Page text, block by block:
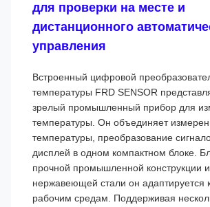
для проверки на месте и
дистанционного
управления
Встроенный цифровой
температуры FRD SENSOR
зрелый промышленный прибор для
температуры. Он объединяет
температуры, преобразование
дисплей в одном компактном блоке.
прочной промышленной конструкции
нержавеющей стали он адаптируется
рабочим средам. Поддерживая